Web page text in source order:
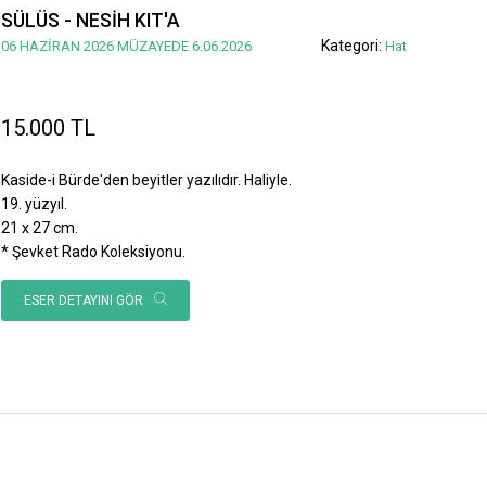
SÜLÜS - NESİH KIT'A
06 HAZİRAN 2026 MÜZAYEDE 6.06.2026 Kategori: Hat
15.000 TL
Kaside-i Bürde'den beyitler yazılıdır. Haliyle.
19. yüzyıl.
21 x 27 cm.
* Şevket Rado Koleksiyonu.
ESER DETAYINI GÖR